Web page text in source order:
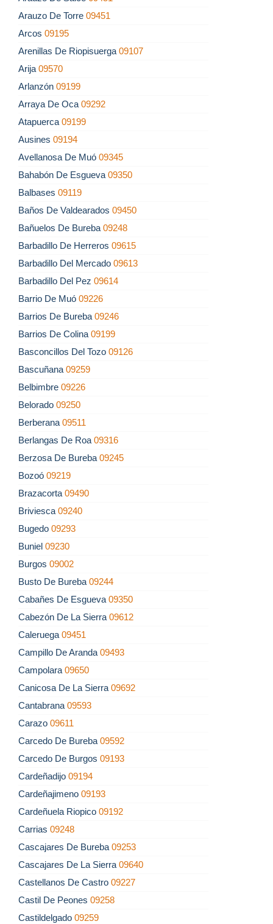
Arauzo De Torre 09451
Arcos 09195
Arenillas De Riopisuerga 09107
Arija 09570
Arlanzón 09199
Arraya De Oca 09292
Atapuerca 09199
Ausines 09194
Avellanosa De Muó 09345
Bahabón De Esgueva 09350
Balbases 09119
Baños De Valdearados 09450
Bañuelos De Bureba 09248
Barbadillo De Herreros 09615
Barbadillo Del Mercado 09613
Barbadillo Del Pez 09614
Barrio De Muó 09226
Barrios De Bureba 09246
Barrios De Colina 09199
Basconcillos Del Tozo 09126
Bascuñana 09259
Belbimbre 09226
Belorado 09250
Berberana 09511
Berlangas De Roa 09316
Berzosa De Bureba 09245
Bozoó 09219
Brazacorta 09490
Briviesca 09240
Bugedo 09293
Buniel 09230
Burgos 09002
Busto De Bureba 09244
Cabañes De Esgueva 09350
Cabezón De La Sierra 09612
Caleruega 09451
Campillo De Aranda 09493
Campolara 09650
Canicosa De La Sierra 09692
Cantabrana 09593
Carazo 09611
Carcedo De Bureba 09592
Carcedo De Burgos 09193
Cardeñadijo 09194
Cardeñajimeno 09193
Cardeñuela Riopico 09192
Carrias 09248
Cascajares De Bureba 09253
Cascajares De La Sierra 09640
Castellanos De Castro 09227
Castil De Peones 09258
Castildelgado 09259